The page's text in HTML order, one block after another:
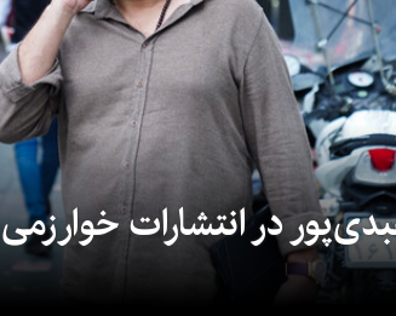
در انتشارات خوارزمی